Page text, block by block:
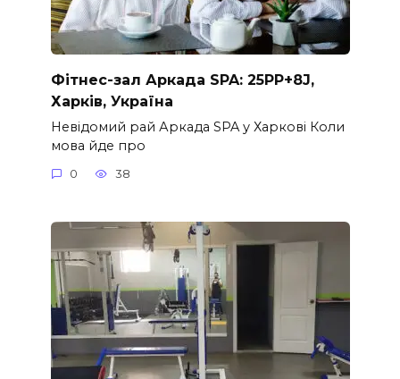
Фітнес-зал Аркада SPA: 25PP+8J,
Харків, Україна
Невідомий рай Аркада SPA у Харкові Коли
мова йде про
0 38